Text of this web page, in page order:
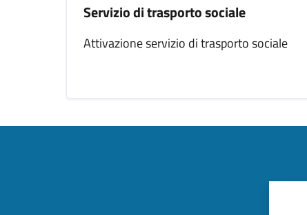
Servizio di trasporto sociale
Attivazione servizio di trasporto sociale